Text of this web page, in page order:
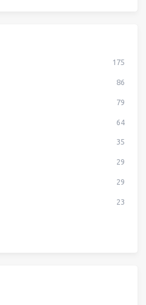
175
86
79
64
35
29
29
23